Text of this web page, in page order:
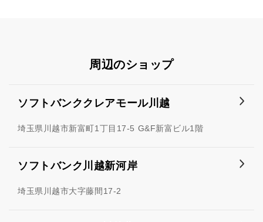
周辺のショップ
ソフトバンククレアモール川越
埼玉県川越市新富町1丁目17-5 G&F新富ビル1階
ソフトバンク川越新河岸
埼玉県川越市大字藤間17-2